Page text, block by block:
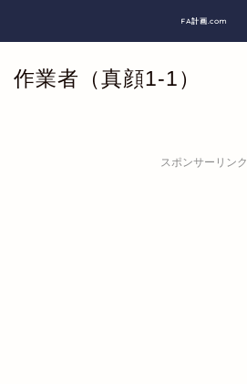
FA計画.com
作業者（真顔1-1）
スポンサーリンク